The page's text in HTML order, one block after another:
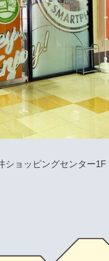
ショッピングセンター1F